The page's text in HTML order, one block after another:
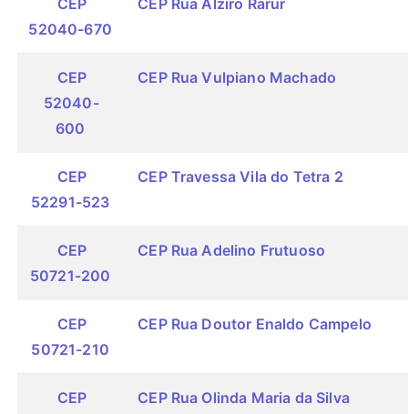
CEP
52040-670
CEP Rua Alziro Rarur
CEP
52040-
600
CEP Rua Vulpiano Machado
CEP
52291-523
CEP Travessa Vila do Tetra 2
CEP
50721-200
CEP Rua Adelino Frutuoso
CEP
50721-210
CEP Rua Doutor Enaldo Campelo
CEP
CEP Rua Olinda Maria da Silva